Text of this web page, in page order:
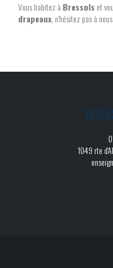
Vous habitez à Bressols et
drapeaux, n'hésitez pas à
NOS
1049 rte